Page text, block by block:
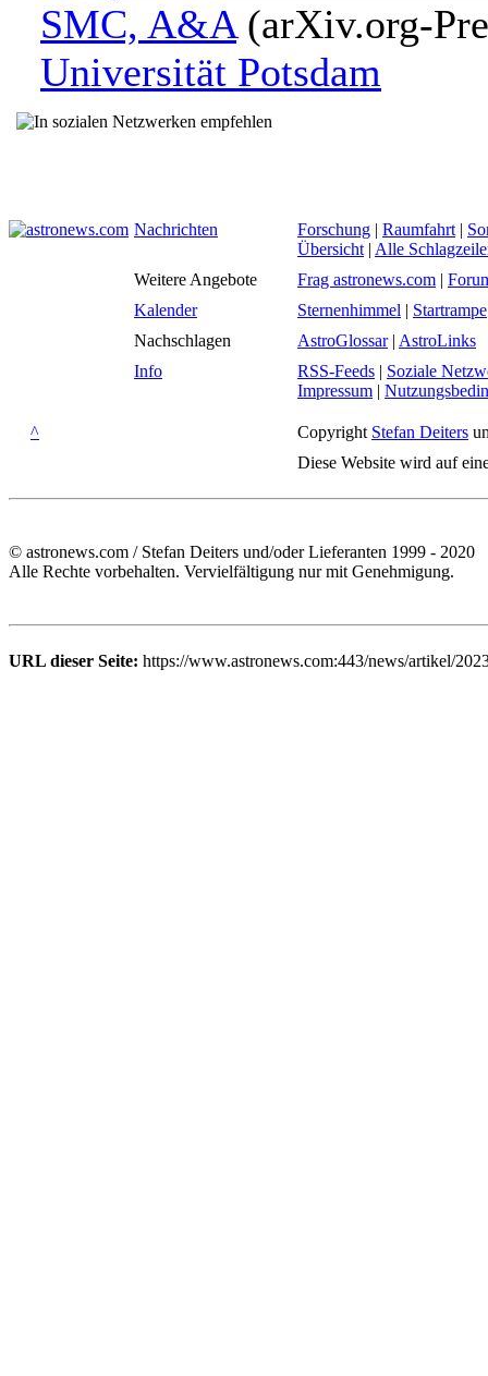
SMC, A&A(arXiv.org-
Universität Potsdam
Nachrichten Forschung | Raumfahrt |
Übersicht | Alle
Weitere Angebote
Frag astronews.com |
Kalender
Sternenhimmel | Startrampe
Nachschlagen
AstroGlossar| AstroLinks
Info
RSS-Feeds | Soziale
Impressum |
^ Copyright Stefan Deiters
Diese Website wird auf
© astronews.com / Stefan Deiters und/oder Lieferanten 1999 - 2020
Alle Rechte vorbehalten. Vervielfältigung nur mit Genehmigung.
URL dieser Seite: https://www.astronews.com:443/news/artikel/